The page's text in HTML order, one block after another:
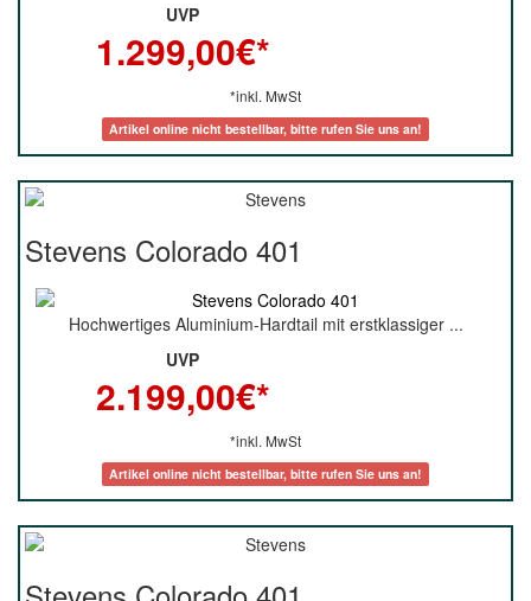
UVP
1.299,00€*
*inkl. MwSt
Artikel online nicht bestellbar, bitte rufen Sie uns an!
Stevens Colorado 401
Hochwertiges Aluminium-Hardtail mit erstklassiger ...
UVP
2.199,00€*
*inkl. MwSt
Artikel online nicht bestellbar, bitte rufen Sie uns an!